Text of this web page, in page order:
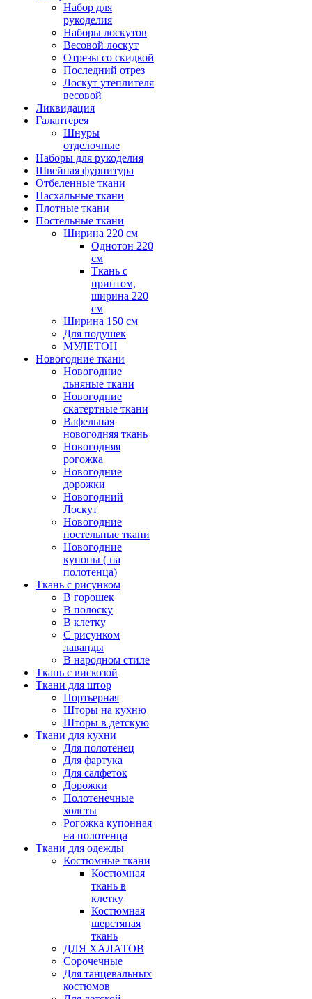
Набор для
рукоделия
Наборы лоскутов
Весовой лоскут
Отрезы со скидкой
Последний отрез
Лоскут утеплителя
весовой
Ликвидация
Галантерея
Шнуры
отделочные
Наборы для рукоделия
Швейная фурнитура
Отбеленные ткани
Пасхальные ткани
Плотные ткани
Постельные ткани
Ширина 220 см
Однотон 220
см
Ткань с
принтом,
ширина 220
см
Ширина 150 см
Для подушек
МУЛЕТОН
Новогодние ткани
Новогодние
льняные ткани
Новогодние
скатертные ткани
Вафельная
новогодняя ткань
Новогодняя
рогожка
Новогодние
дорожки
Новогодний
Лоскут
Новогодние
постельные ткани
Новогодние
купоны ( на
полотенца)
Ткань с рисунком
В горошек
В полоску
В клетку
С рисунком
лаванды
В народном стиле
Ткань с вискозой
Ткани для штор
Портьерная
Шторы на кухню
Шторы в детскую
Ткани для кухни
Для полотенец
Для фартука
Для салфеток
Дорожки
Полотенечные
холсты
Рогожка купонная
на полотенца
Ткани для одежды
Костюмные ткани
Костюмная
ткань в
клетку
Костюмная
шерстяная
ткань
ДЛЯ ХАЛАТОВ
Сорочечные
Для танцевальных
костюмов